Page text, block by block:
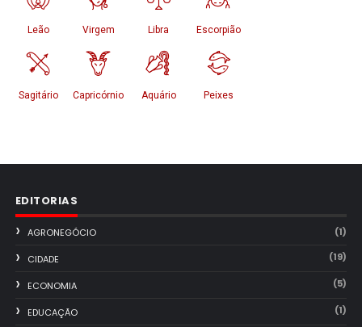
EDITORIAS
AGRONEGÓCIO (1)
CIDADE (19)
ECONOMIA (5)
EDUCAÇÃO (1)